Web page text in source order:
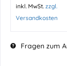
inkl. MwSt. zzgl.
Versandkosten
Fragen zum